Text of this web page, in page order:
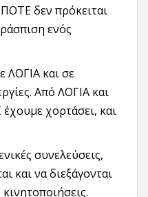
ΠΟΤΕ δεν πρόκειται
ενός
ΛΟΓΙΑ και σε
Από ΛΟΓΙΑ και
χορτάσει, και
συνελεύσεις,
και να διεξάγονται